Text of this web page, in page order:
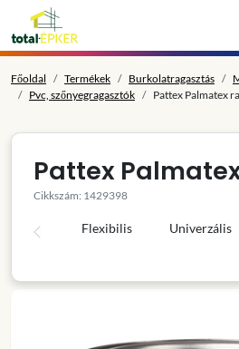
Főoldal Termékek Burkolatragasztás
Pvc, szőnyegragasztók
Pattex Palmatex
Pattex
Cikkszám: 1429398
Flexibilis Univerzális